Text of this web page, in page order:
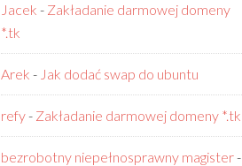
Jacek - Zakładanie darmowej domeny
*.tk
Arek - Jak dodać swap do ubuntu
refy- Zakładanie darmowej domeny *.tk
bezrobotny niepełnosprawny magister-